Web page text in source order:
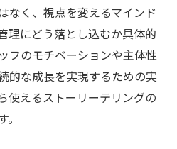
なく、視点を変えるマインド
理にどう落とし込むか具体的
フのモチベーションや主体性
的な成長を実現するための実
使えるストーリーテリングの